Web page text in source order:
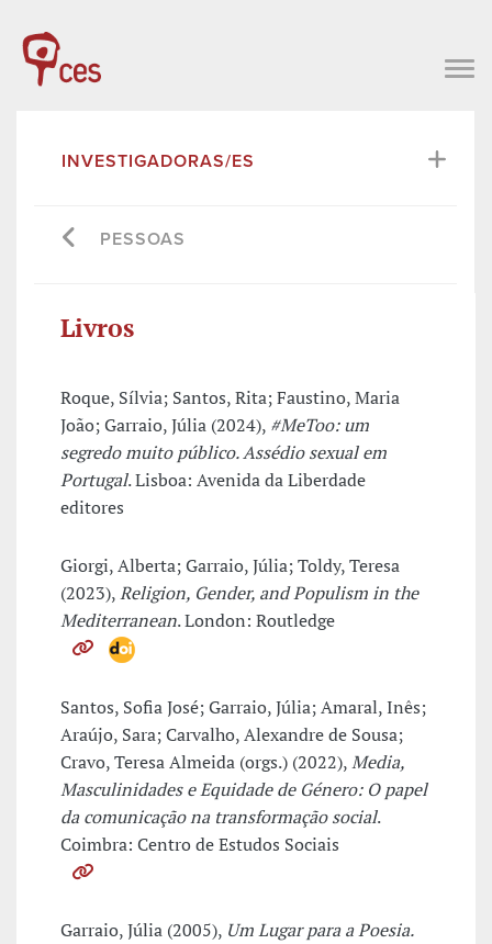
INVESTIGADORAS/ES
PESSOAS
Livros
Roque, Sílvia; Santos, Rita; Faustino, Maria
João; Garraio, Júlia (2024), #MeToo: um
segredo muito público. Assédio sexual em
Portugal. Lisboa: Avenida da Liberdade
editores
Giorgi, Alberta; Garraio, Júlia; Toldy, Teresa
(2023),Religion, Gender, and Populism in the
Mediterranean. London: Routledge
Santos, Sofia José; Garraio, Júlia; Amaral, Inês;
Araújo, Sara; Carvalho, Alexandre de Sousa;
Cravo, Teresa Almeida (orgs.) (2022),Media,
Masculinidades e Equidade de Género: O papel
da comunicação na transformação social.
Coimbra: Centro de Estudos Sociais
Garraio, Júlia (2005), Um Lugar para a Poesia.